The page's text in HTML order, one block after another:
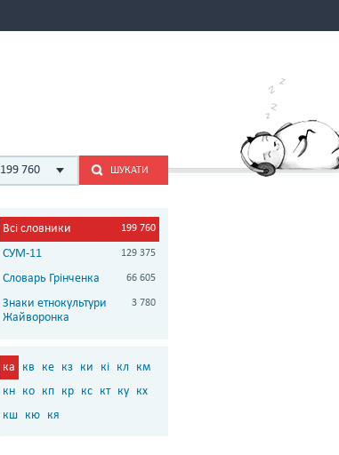
199 760 ШУКАТИ
Всі словники 199 760
СУМ-11 129 375
Словарь Грінченка 66 605
Знаки етнокультури
Жайворонка
3 780
ка кв ке кз ки кі кл
км
кн ко кп кр кс кт ку кх
кш кю кя